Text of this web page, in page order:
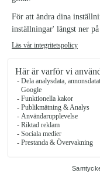
finkänslighet.
Våra
Stockholm
Helsingborg
Linköping
Hitta butik